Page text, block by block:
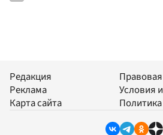
Редакция
Реклама
Карта сайта
Условия